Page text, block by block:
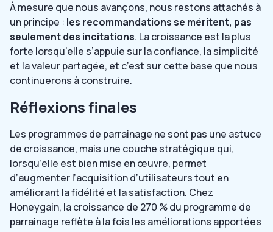
À mesure que nous avançons, nous restons attachés à
un principe : les recommandations se méritent, pas
seulement des incitations. La croissance est la plus
forte lorsqu’elle s’appuie sur la confiance, la simplicité
et la valeur partagée, et c’est sur cette base que nous
continuerons à construire.
Réflexions finales
Les programmes de parrainage ne sont pas une astuce
de croissance, mais une couche stratégique qui,
lorsqu’elle est bien mise en œuvre, permet
d’augmenter l’acquisition d’utilisateurs tout en
améliorant la fidélité et la satisfaction. Chez
Honeygain, la croissance de 270 % du programme de
parrainage reflète à la fois les améliorations apportées